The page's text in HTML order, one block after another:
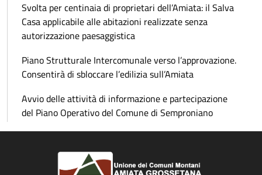
Svolta per centinaia di proprietari dell’Amiata: il Salva
Casa applicabile alle abitazioni realizzate senza
autorizzazione paesaggistica
Piano Strutturale Intercomunale verso l’approvazione.
Consentirà di sbloccare l’edilizia sull’Amiata
Avvio delle attività di informazione e partecipazione
del Piano Operativo del Comune di Semproniano